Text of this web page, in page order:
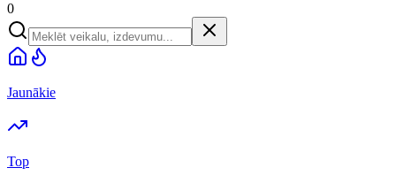
0
Jaunākie
Top